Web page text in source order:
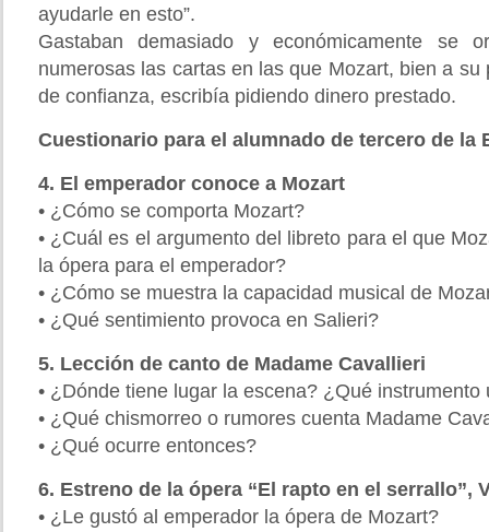
ayudarle en esto”.
Gastaban demasiado y económicamente se
numerosas las cartas en las que Mozart, bien a su
de confianza, escribía pidiendo dinero prestado.
Cuestionario para el alumnado de tercero de la
4. El emperador conoce a Mozart
• ¿Cómo se comporta Mozart?
• ¿Cuál es el argumento del libreto para el que
la ópera para el emperador?
• ¿Cómo se muestra la capacidad musical de
• ¿Qué sentimiento provoca en Salieri?
5. Lección de canto de Madame Cavallieri
• ¿Dónde tiene lugar la escena? ¿Qué instrumento
• ¿Qué chismorreo o rumores cuenta Madame
• ¿Qué ocurre entonces?
6. Estreno de la ópera “El rapto en el serrallo”,
• ¿Le gustó al emperador la ópera de Mozart?